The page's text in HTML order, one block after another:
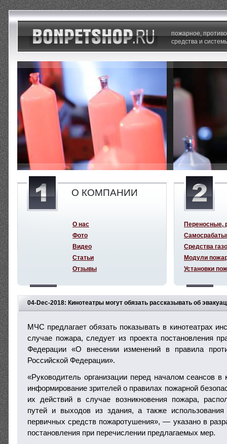
04-Dec-2018: Кинотеатры могут обязать рассказывать об
МЧС предлагает обязать показывать в кинотеатрах
случае пожара, следует из проекта постановления
Федерации «О внесении изменений в правила
Российской Федерации».
«Руководитель организации перед началом сеансов в
информирование зрителей о правилах пожарной
их действий в случае возникновения пожара,
путей и выходов из здания, а также
первичных средств пожаротушения», — указано в
постановления при перечислении предлагаемых мер.
пожарное,
средства и
О КОМПАНИИ
О нас
Фото
Видео
Статьи
Отзывы
Переносные,
Средства
Модули
Установки